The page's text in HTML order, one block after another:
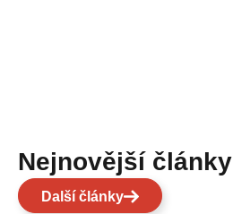
Nejnovější články
Další články